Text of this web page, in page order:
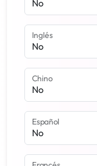
Inglés
Chino
Español